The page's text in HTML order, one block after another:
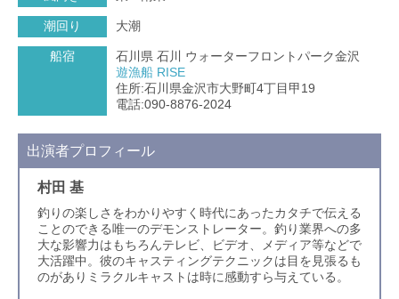
潮回り 大潮
船宿
石川県 石川 ウォーターフロントパーク金沢
遊漁船 RISE
住所:石川県金沢市大野町4丁目甲19
電話:090-8876-2024
出演者プロフィール
村田 基
釣りの楽しさをわかりやすく時代にあったカタチで伝える
ことのできる唯一のデモンストレーター。釣り業界への多
大な影響力はもちろんテレビ、ビデオ、メディア等などで
大活躍中。彼のキャスティングテクニックは目を見張るも
のがありミラクルキャストは時に感動すら与えている。